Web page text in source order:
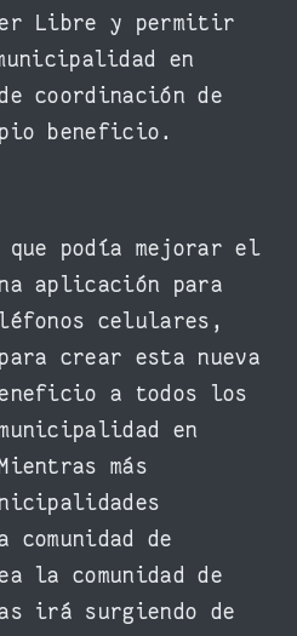
Libre y permitir
en
coordinación de
beneficio.
que podía mejorar el
aplicación para
celulares,
crear esta nueva
a todos los
en
más
de
la comunidad de
irá surgiendo de